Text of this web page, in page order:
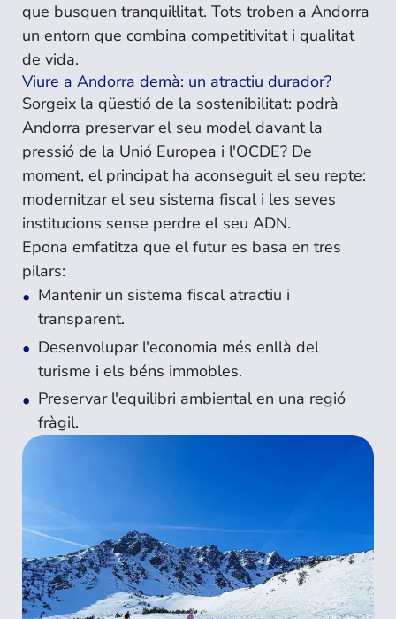
que busquen tranquil·litat. Tots troben a Andorra
un entorn que combina competitivitat i qualitat
de vida.
Viure a Andorra demà: un atractiu durador?
Sorgeix la qüestió de la sostenibilitat: podrà
Andorra preservar el seu model davant la
pressió de la Unió Europea i l'OCDE? De
moment, el principat ha aconseguit el seu repte:
modernitzar el seu sistema fiscal i les seves
institucions sense perdre el seu ADN.
Epona emfatitza que el futur es basa en tres
pilars:
Mantenir un sistema fiscal atractiu i
transparent.
Desenvolupar l'economia més enllà del
turisme i els béns immobles.
Preservar l'equilibri ambiental en una regió
fràgil.